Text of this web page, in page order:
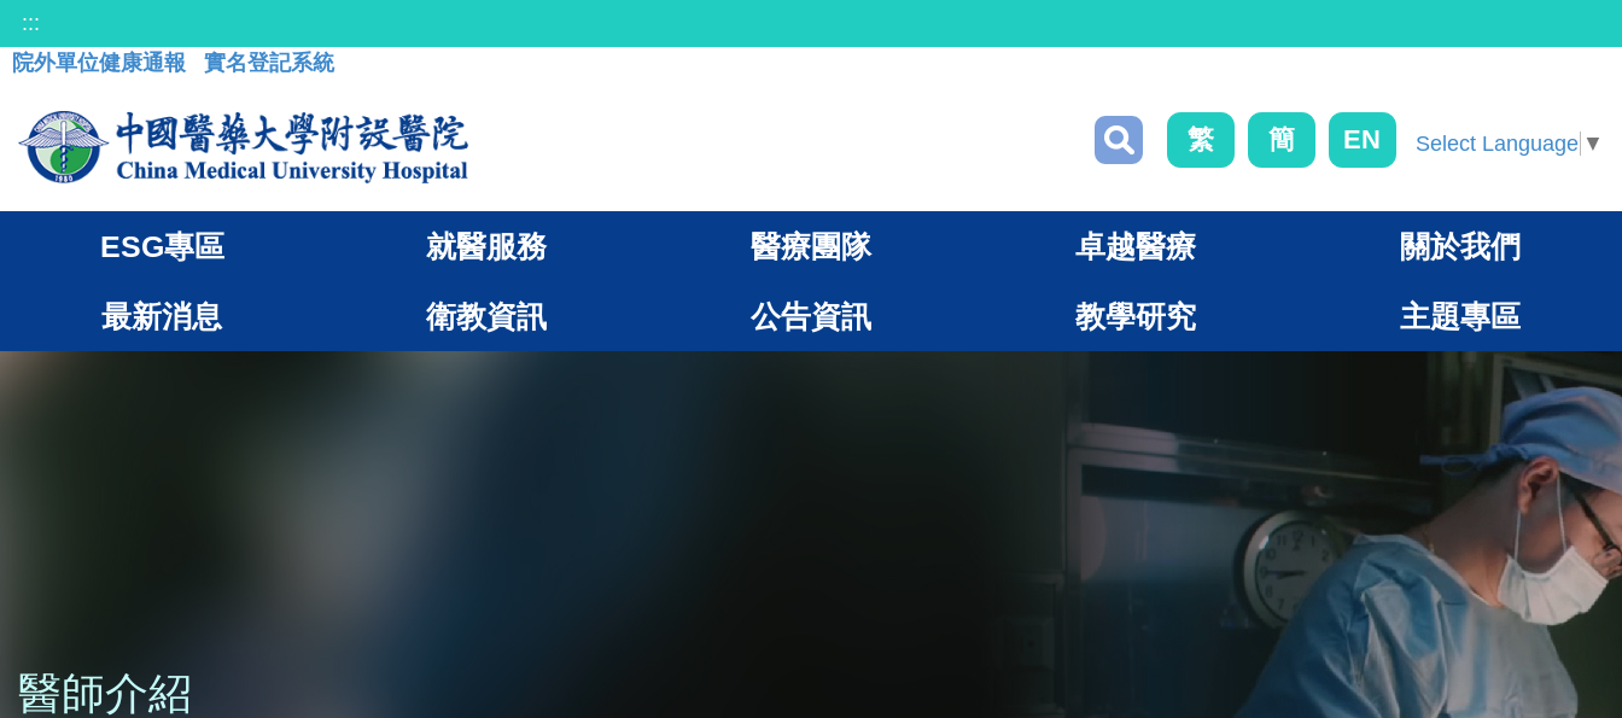
:::
院外單位健康通報
實名登記系統
繁 簡 EN Select Language ▼
ESG專區 就醫服務 醫療團隊 卓越醫療 關於我們
最新消息 衛教資訊 公告資訊 教學研究 主題專區
醫師介紹